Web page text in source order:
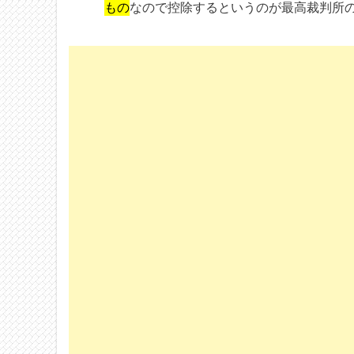
ものなので控除するというのが最高裁判所